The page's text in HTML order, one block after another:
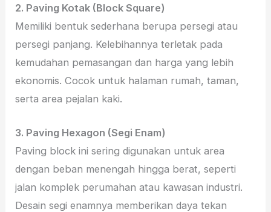
2. Paving Kotak (Block Square)
Memiliki bentuk sederhana berupa persegi atau
persegi panjang. Kelebihannya terletak pada
kemudahan pemasangan dan harga yang lebih
ekonomis. Cocok untuk halaman rumah, taman,
serta area pejalan kaki.
3. Paving Hexagon (Segi Enam)
Paving block ini sering digunakan untuk area
dengan beban menengah hingga berat, seperti
jalan komplek perumahan atau kawasan industri.
Desain segi enamnya memberikan daya tekan